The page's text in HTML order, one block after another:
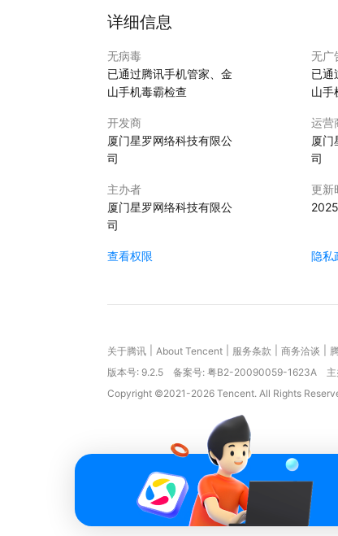
详细信息
无病毒
已通过腾讯手机管家、金
山手机毒霸检查
无广
已通
山手
开发商
厦门星罗网络科技有限公
司
运营
厦门
司
主办者
厦门星罗网络科技有限公
司
更新
查看权限 隐私
关于腾讯 About Tencent 服务条款 商务洽谈
版本号: 9.2.5 备案号: 粤B2-20090059-1623A
Copyright ©2021-2026 Tencent. All Rights